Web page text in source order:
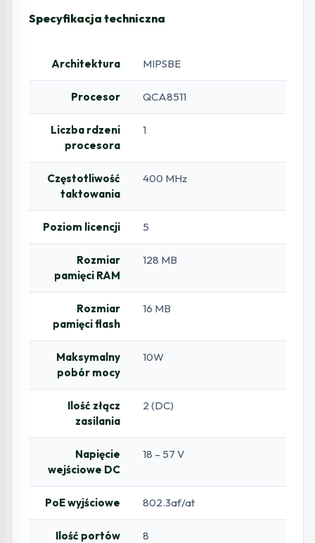
Specyfikacja techniczna
Architektura MIPSBE
Procesor QCA8511
Liczba rdzeni
procesora
1
Częstotliwość
taktowania
400 MHz
Poziom licencji 5
Rozmiar
pamięci RAM
128 MB
Rozmiar
pamięci flash
16 MB
Maksymalny
pobór mocy
10W
Ilość złącz
zasilania
2 (DC)
Napięcie
wejściowe DC
18 – 57 V
PoE wyjściowe 802.3af/at
Ilość portów
8